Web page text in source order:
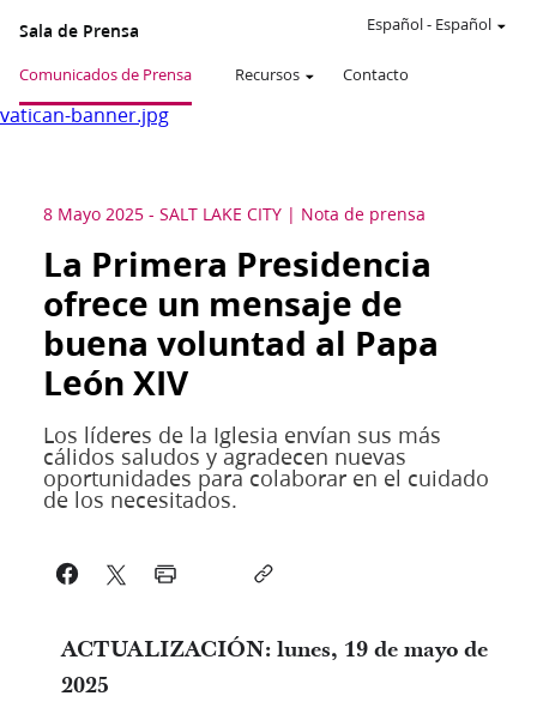
Sala de Prensa
Comunicados de Prensa Recursos Contacto
Español- Español
vatican-banner.jpg
8 Mayo 2025 - SALT LAKE CITY Nota de prensa
La Primera Presidencia
ofrece un mensaje de
buena voluntad al Papa
León XIV
Los líderes de la Iglesia envían sus más
cálidos saludos y agradecen nuevas
oportunidades para colaborar en el cuidado
de los necesitados.
ACTUALIZACIÓN: lunes, 19 de mayo de
2025